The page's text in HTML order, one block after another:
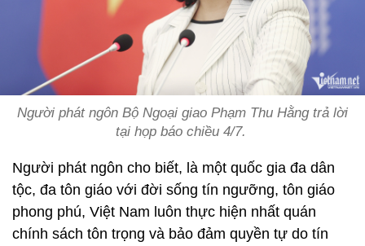
Người phát ngôn Bộ Ngoại giao Phạm Thu Hằng trả lời
tại họp báo chiều 4/7.
Người phát ngôn cho biết, là một quốc gia đa dân
tộc, đa tôn giáo với đời sống tín ngưỡng, tôn giáo
phong phú, Việt Nam luôn thực hiện nhất quán
chính sách tôn trọng và bảo đảm quyền tự do tín